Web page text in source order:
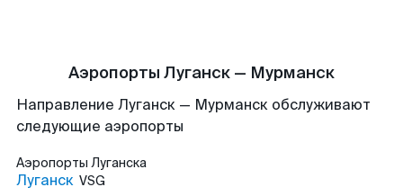
Аэропорты Луганск — Мурманск
Направление Луганск — Мурманск обслуживают
следующие аэропорты
Аэропорты Луганска
Луганск VSG